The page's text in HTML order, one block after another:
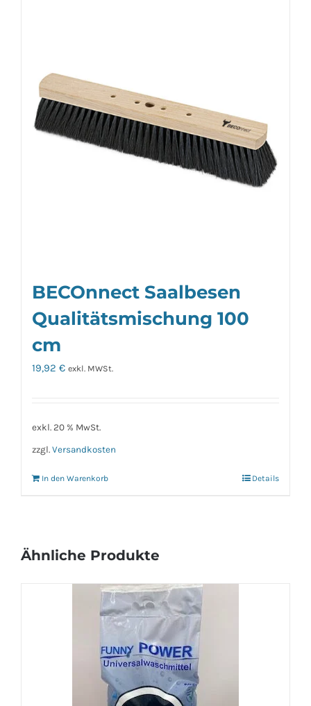
BECOnnect Saalbesen
Qualitätsmischung 100
cm
19,92 € exkl. MWSt.
exkl. 20 % MwSt.
zzgl. Versandkosten
In den Warenkorb Details
Ähnliche Produkte